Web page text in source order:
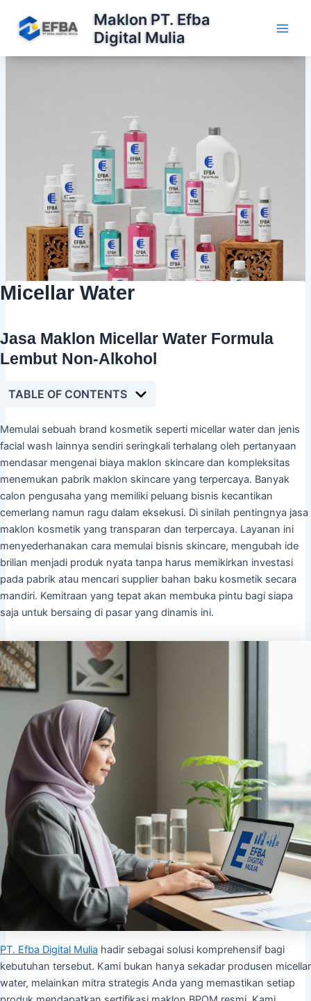
konten
Maklon PT. Efba
Digital Mulia
Micellar Water
Jasa Maklon Micellar Water Formula
Lembut Non-Alkohol
TABLE OF CONTENTS
Memulai sebuah brand kosmetik seperti micellar water dan jenis
facial wash lainnya sendiri seringkali terhalang oleh pertanyaan
mendasar mengenai biaya maklon skincare dan kompleksitas
menemukan pabrik maklon skincare yang terpercaya. Banyak
calon pengusaha yang memiliki peluang bisnis kecantikan
cemerlang namun ragu dalam eksekusi. Di sinilah pentingnya jasa
maklon kosmetik yang transparan dan terpercaya. Layanan ini
menyederhanakan cara memulai bisnis skincare, mengubah ide
brilian menjadi produk nyata tanpa harus memikirkan investasi
pada pabrik atau mencari supplier bahan baku kosmetik secara
mandiri. Kemitraan yang tepat akan membuka pintu bagi siapa
saja untuk bersaing di pasar yang dinamis ini.
PT. Efba Digital Mulia hadir sebagai solusi komprehensif bagi
kebutuhan tersebut. Kami bukan hanya sekadar produsen micellar
water, melainkan mitra strategis Anda yang memastikan setiap